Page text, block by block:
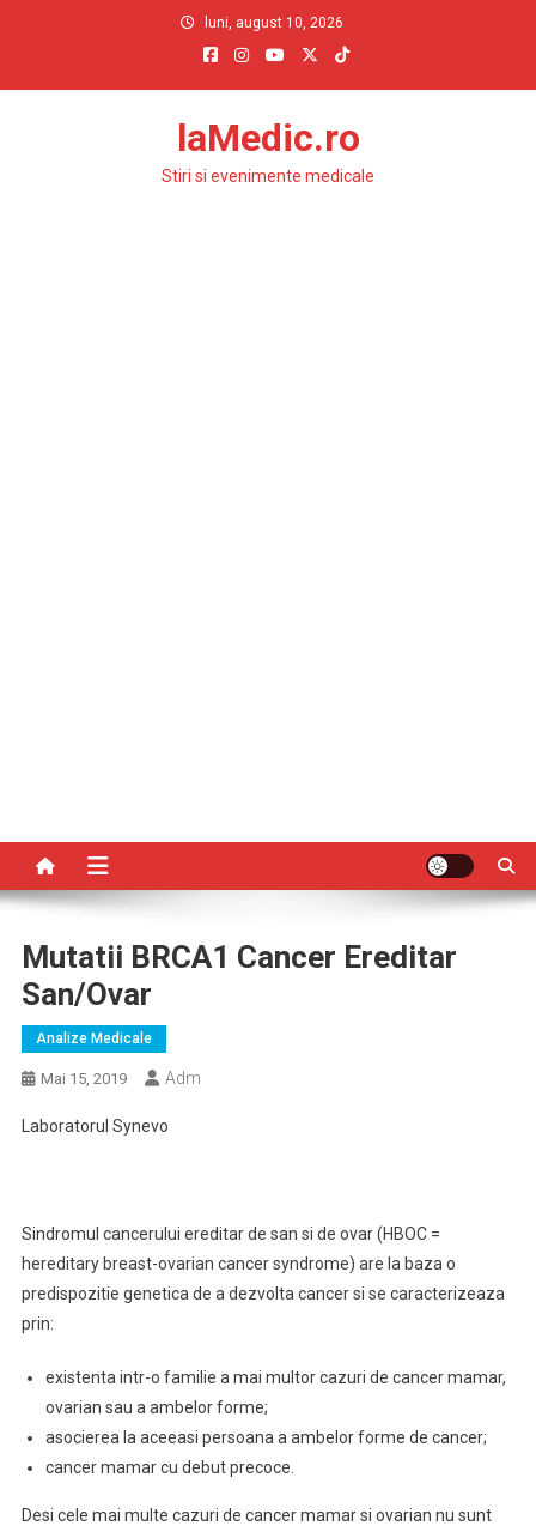
luni, august 10, 2026
laMedic.ro
Stiri si evenimente medicale
Mutatii BRCA1 Cancer Ereditar
San/ovar
Analize Medicale
Mai 15, 2019 Adm
Laboratorul Synevo
Sindromul cancerului ereditar de san si de ovar (HBOC =
hereditary breast-ovarian cancer syndrome) are la baza o
predispozitie genetica de a dezvolta cancer si se caracterizeaza
prin:
existenta intr-o familie a mai multor cazuri de cancer mamar,
ovarian sau a ambelor forme;
asocierea la aceeasi persoana a ambelor forme de cancer;
cancer mamar cu debut precoce.
Desi cele mai multe cazuri de cancer mamar si ovarian nu sunt